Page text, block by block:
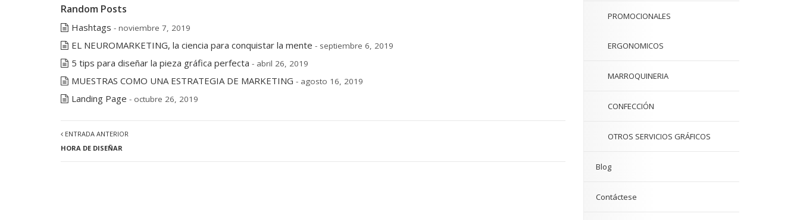
Random Posts
Hashtags - noviembre 7, 2019
EL NEUROMARKETING, la ciencia para conquistar la mente - septiembre 6, 2019
5 tips para diseñar la pieza gráfica perfecta - abril 26, 2019
MUESTRAS COMO UNA ESTRATEGIA DE MARKETING - agosto 16, 2019
Landing Page - octubre 26, 2019
ENTRADA ANTERIOR
HORA DE DISEÑAR
PROMOCIONALES
ERGONOMICOS
MARROQUINERIA
CONFECCIÓN
OTROS SERVICIOS GRÁFICOS
Blog
Contáctese